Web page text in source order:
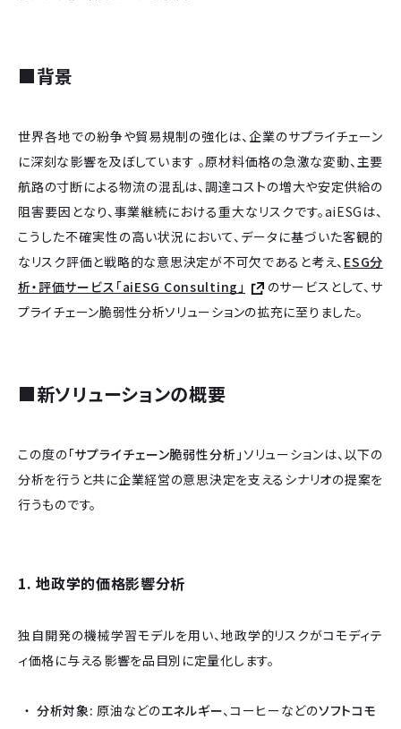
■背景
世界各地での紛争や貿易規制の強化は、企業のサプライチェーン
に深刻な影響を及ぼしています 。原材料価格の急激な変動、主要
航路の寸断による物流の混乱は、調達コストの増大や安定供給の
阻害要因となり、事業継続における重大なリスクです。aiESGは、
こうした不確実性の高い状況において、データに基づいた客観的
なリスク評価と戦略的な意思決定が不可欠であると考え、 ESG分
析・評価サービス「aiESG Consulting」
のサービスとして、サ
プライチェーン脆弱性分析ソリューションの拡充に至りました。
■新ソリューションの概要
この度の「サプライチェーン脆弱性分析」 ソリューションは、以下の
分析を行うと共に企業経営の意思決定を支えるシナリオの提案を
行うものです。
1. 地政学的価格影響分析
独自開発の機械学習モデルを用い、地政学的リスクがコモディテ
ィ価格に与える影響を品目別に定量化します。
分析対象: 原油などのエネルギー、コーヒーなどのソフトコモ